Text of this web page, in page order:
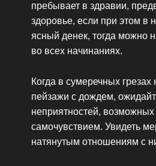
пребывает в здравии,
здоровье, если при этом в
ясный денек, тогда можно
во всех начинаниях.
Когда в сумеречных
пейзажи с дождем,
неприятностей,
самочувствием. Увидеть
натянутым отношениям с